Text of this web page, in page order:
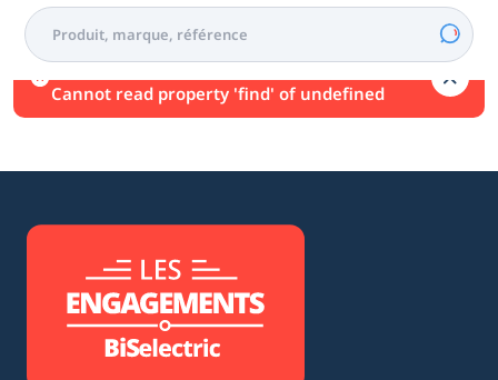
Une erreur est survenue.
Cannot read property 'find' of undefined